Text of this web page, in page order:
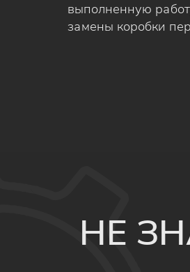
выполненную
замены коробки
НЕ